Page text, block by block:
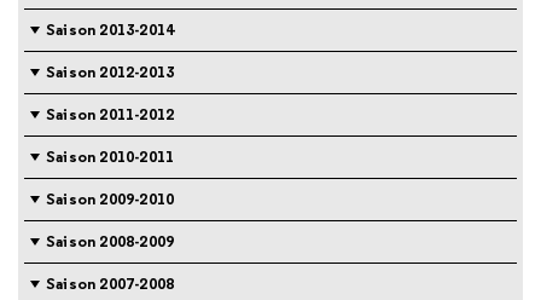
Saison 2013-2014
Saison 2012-2013
Saison 2011-2012
Saison 2010-2011
Saison 2009-2010
Saison 2008-2009
Saison 2007-2008